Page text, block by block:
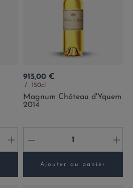
+
Prix
915,00 €
150cl
Magnum Château d'Yquem
2014
- +
Ajouter au panier